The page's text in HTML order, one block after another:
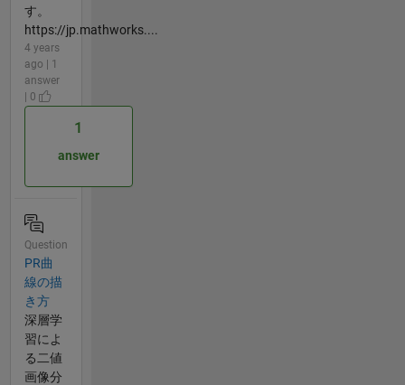
す。
https://jp.mathworks....
4 years
ago | 1
answer
| 0
1
answer
Question
PR曲
線の描
き方
深層学
習によ
る二値
画像分